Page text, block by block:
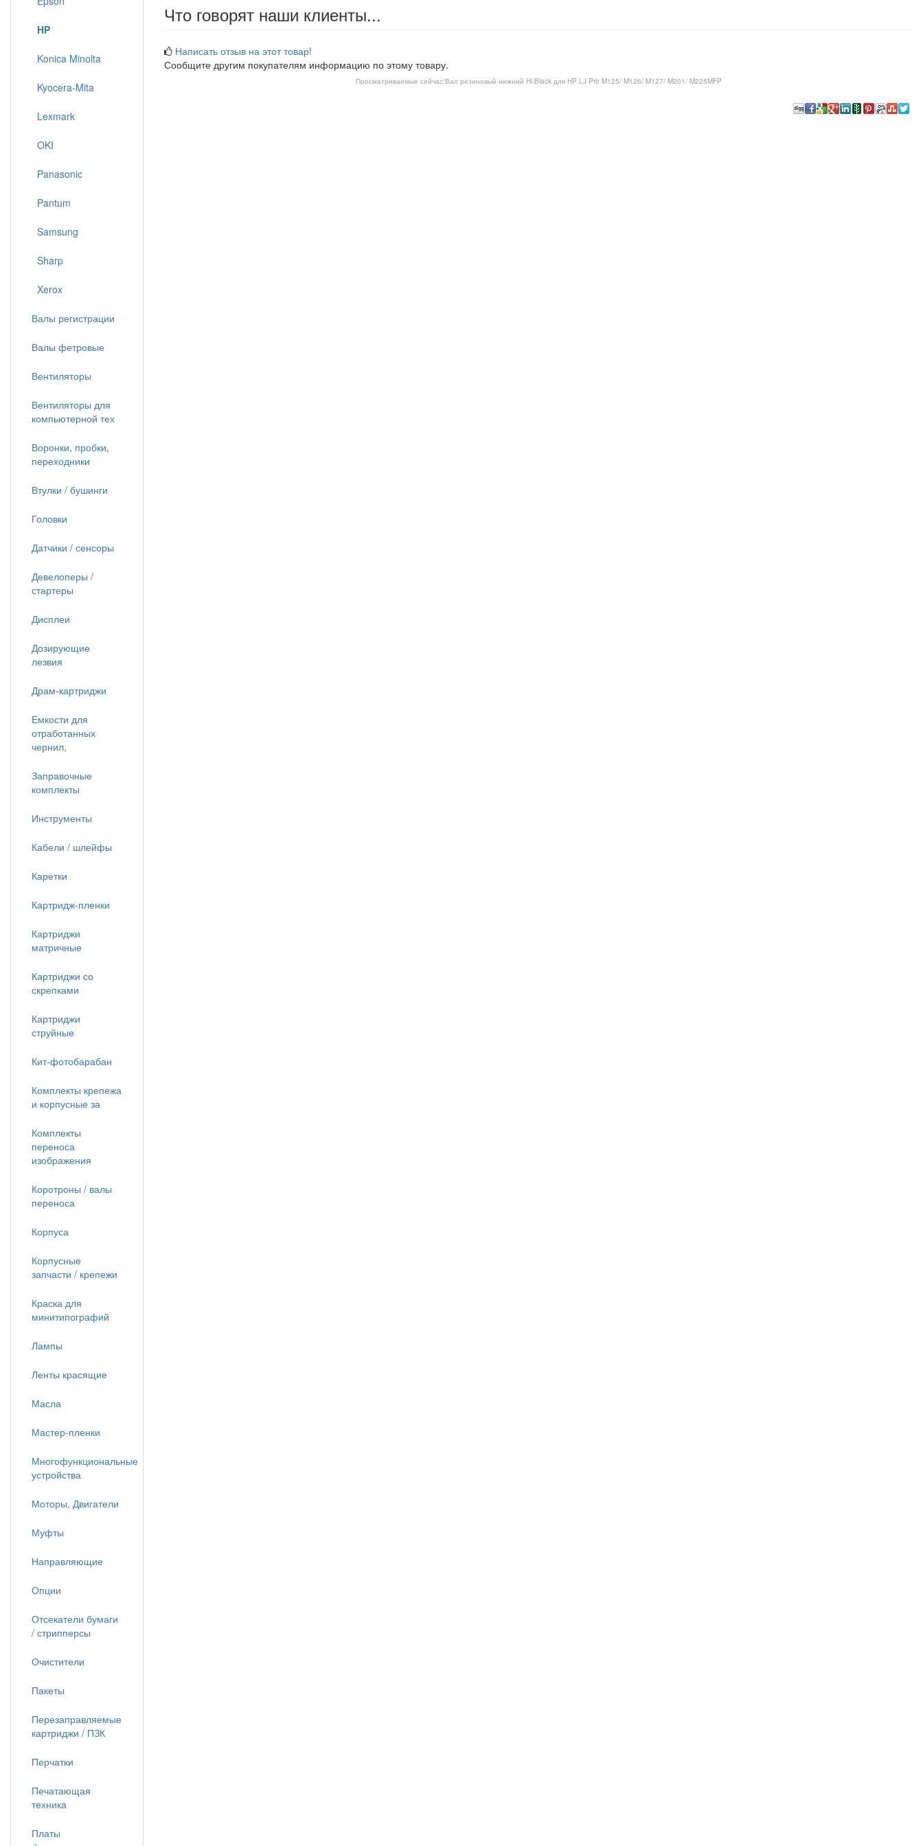
Что говорят наши клиенты...
Написать отзыв на этот товар!
Сообщите другим покупателям информацию по этому товару.
Просматриваемые сейчас:Вал резиновый нижний Hi-Black для HP LJ Pro M125/ M126/ M127/ M201/ M225MFP
HP
Konica Minolta
Kyocera-Mita
Lexmark
OKI
Panasonic
Pantum
Samsung
Sharp
Xerox
Валы регистрации
Валы фетровые
Вентиляторы
Вентиляторы для
компьютерной тех
Воронки, пробки,
переходники
Втулки / бушинги
Головки
Датчики / сенсоры
Девелоперы /
стартеры
Дисплеи
Дозирующие
лезвия
Драм-картриджи
Емкости для
отработанных
чернил,
Заправочные
комплекты
Инструменты
Кабели / шлейфы
Каретки
Картридж-пленки
Картриджи
матричные
Картриджи со
скрепками
Картриджи
струйные
Кит-фотобарабан
Комплекты крепежа
и корпусные за
Комплекты
переноса
изображения
Коротроны / валы
переноса
Корпуса
Корпусные
запчасти / крепежи
Краска для
минитипографий
Лампы
Ленты красящие
Масла
Мастер-пленки
Многофункциональные
устройства
Моторы, Двигатели
Муфты
Направляющие
Опции
Отсекатели бумаги
/ стрипперсы
Очистители
Пакеты
Перезаправляемые
картриджи / ПЗК
Перчатки
Печатающая
техника
Платы